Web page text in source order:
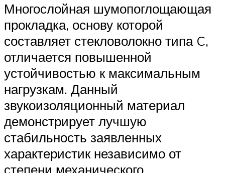
Многослойная шумопоглощающая
прокладка, основу которой
составляет стекловолокно типа C,
отличается повышенной
устойчивостью к максимальным
нагрузкам. Данный
звукоизоляционный материал
демонстрирует лучшую
стабильность заявленных
характеристик независимо от
степени механического